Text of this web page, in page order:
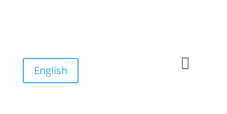

English